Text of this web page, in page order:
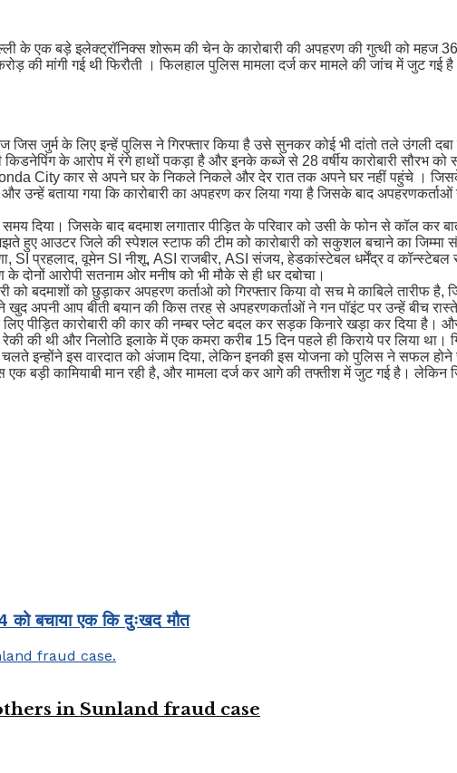
के एक बड़े इलेक्ट्रॉनिक्स शोरूम की चेन के कारोबारी की अपहरण की गुत्थी को महज
की मांगी गई थी फिरौती । फिलहाल पुलिस मामला दर्ज कर मामले की जांच में जुट गई
जिस जुर्म के लिए इन्हें पुलिस ने गिरफ्तार किया है उसे सुनकर कोई भी दांतो तले उंगली
किडनेपिंग के आरोप में रंगे हाथों पकड़ा है और इनके कब्जे से 28 वर्षीय कारोबारी सौरभ
City कार से अपने घर के निकले निकले और देर रात तक अपने घर नहीं पहुंचे ।
बताया गया कि कारोबारी का अपहरण कर लिया गया है जिसके बाद
समय दिया। जिसके बाद बदमाश लगातार पीड़ित के परिवार को उसी के फोन से कॉल कर
हुए आउटर जिले की स्पेशल स्टाफ की टीम को कारोबारी को सकुशल बचाने का जिम्मा
प्रहलाद, वूमेन SI नीशू, ASI राजबीर, ASI संजय, हेडकांस्टेबल धर्मेंद्र व कॉन्स्टेबल
आरोपी सतनाम ओर मनीष को भी मौके से ही धर दबोचा।
बदमाशों को छुड़ाकर अपहरण कर्ताओ को गिरफ्तार किया वो सच मे काबिले तारीफ है,
खुद अपनी आप बीती बयान की किस तरह से अपहरणकर्ताओं ने गन पॉइंट पर उन्हें बीच
पीड़ित कारोबारी की कार की नम्बर प्लेट बदल कर सड़क किनारे खड़ा कर दिया है। और
की थी और निलोठि इलाके में एक कमरा करीब 15 दिन पहले ही किराये पर लिया था।
इन्होंने इस वारदात को अंजाम दिया, लेकिन इनकी इस योजना को पुलिस ने सफल
बड़ी कामियाबी मान रही है, और मामला दर्ज कर आगे की तफ्तीश में जुट गई है। लेकिन
को बचाया एक कि दुःखद मौत
in Sunland fraud case